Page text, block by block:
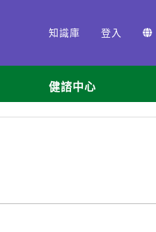
知識庫 登入
健諮中心